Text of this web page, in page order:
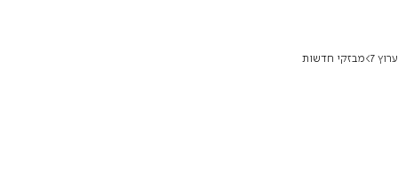
ערוץ 7 מבזקי חדשות